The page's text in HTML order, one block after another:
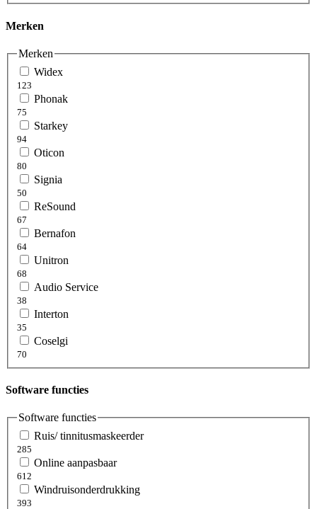
Merken
Merken
Widex
123
Phonak
75
Starkey
94
Oticon
80
Signia
50
ReSound
67
Bernafon
64
Unitron
68
Audio Service
38
Interton
35
Coselgi
70
Software functies
Software functies
Ruis/ tinnitusmaskeerder
285
Online aanpasbaar
612
Windruisonderdrukking
393